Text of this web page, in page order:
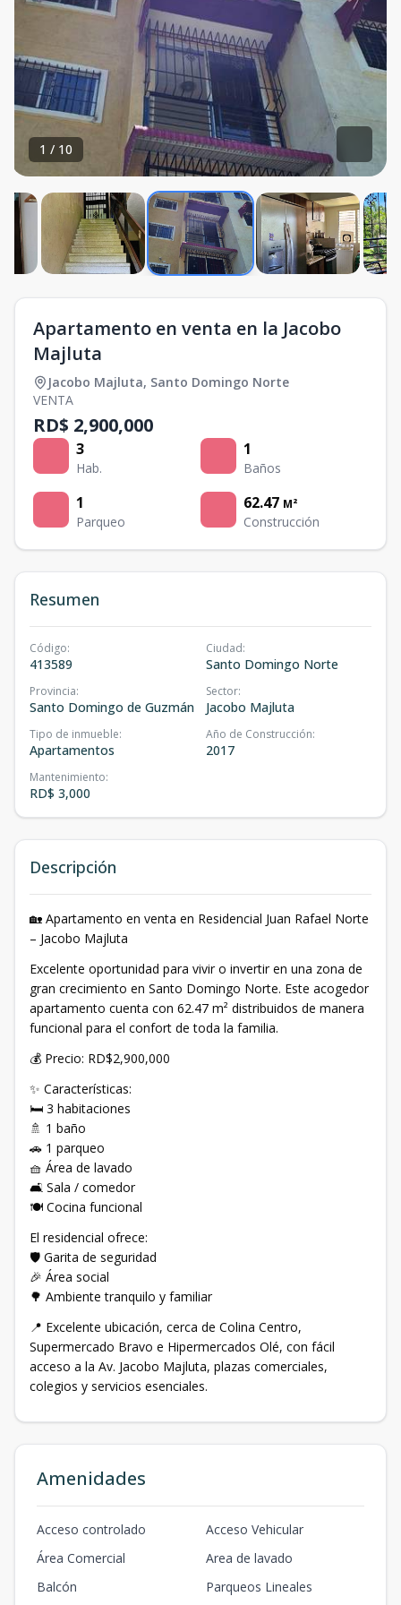
1 / 10
Apartamento en venta en la Jacobo
Majluta
Jacobo Majluta, Santo Domingo Norte
VENTA
RD$ 2,900,000
3
Hab.
1
Baños
1
Parqueo
62.47 M²
Construcción
Resumen
Código:
413589
Ciudad:
Santo Domingo Norte
Provincia:
Santo Domingo de Guzmán
Sector:
Jacobo Majluta
Tipo de inmueble:
Apartamentos
Año de Construcción:
2017
Mantenimiento:
RD$ 3,000
Descripción
🏡 Apartamento en venta en Residencial Juan Rafael Norte
– Jacobo Majluta
Excelente oportunidad para vivir o invertir en una zona de
gran crecimiento en Santo Domingo Norte. Este acogedor
apartamento cuenta con 62.47 m² distribuidos de manera
funcional para el confort de toda la familia.
💰 Precio: RD$2,900,000
✨ Características:
🛏️ 3 habitaciones
🚿 1 baño
🚗 1 parqueo
🧺 Área de lavado
🛋️ Sala / comedor
🍽️ Cocina funcional
El residencial ofrece:
🛡️ Garita de seguridad
🎉 Área social
🌳 Ambiente tranquilo y familiar
📍 Excelente ubicación, cerca de Colina Centro,
Supermercado Bravo e Hipermercados Olé, con fácil
acceso a la Av. Jacobo Majluta, plazas comerciales,
colegios y servicios esenciales.
Amenidades
Acceso controlado
Acceso Vehicular
Área Comercial
Area de lavado
Balcón
Parqueos Lineales